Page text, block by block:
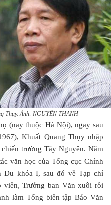
Thụy. Ảnh: NGUYÊN THANH
(nay thuộc Hà Nội), ngay sau
Khuất Quang Thụy nhập
trường Tây Nguyên. Năm
văn học của Tổng cục Chính
Du khóa I, sau đó về Tạp chí
viên, Trưởng ban Văn xuôi rồi
làm Tổng biên tập Báo Văn